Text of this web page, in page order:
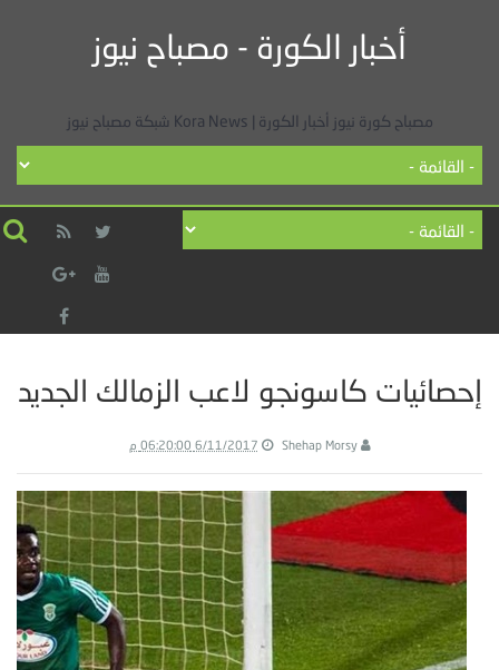
أخبار الكورة - مصباح نيوز
مصباح كورة نيوز أخبار الكورة | Kora News شبكة مصباح نيوز
إحصائيات كاسونجو لاعب الزمالك الجديد
Shehap Morsy 6/11/2017 06:20:00 م